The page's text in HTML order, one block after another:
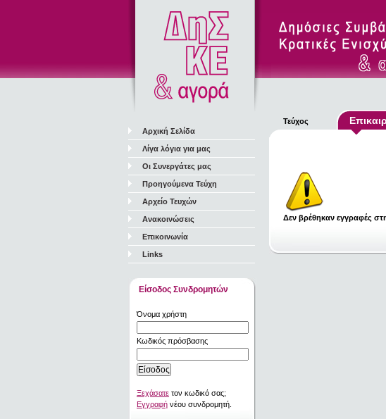
Αρχική Σελίδα
Λίγα λόγια για μας
Οι Συνεργάτες μας
Προηγούμενα Τεύχη
Αρχείο Τευχών
Ανακοινώσεις
Επικοινωνία
Links
Είσοδος Συνδρομητών
Όνομα χρήστη
Κωδικός πρόσβασης
Ξεχάσατε τον κωδικό σας;
Εγγραφή νέου συνδρομητή.
Τεύχος
Δεν βρέθηκαν εγγραφές